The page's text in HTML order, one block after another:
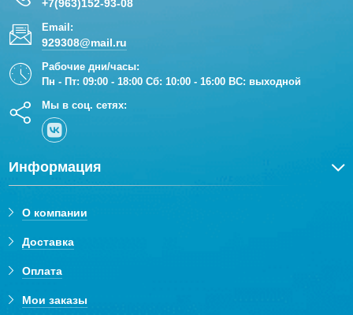
+7(963)152-93-08
Email:
929308@mail.ru
Рабочие дни/часы:
Пн - Пт: 09:00 - 18:00 Сб: 10:00 - 16:00 ВС: выходной
Мы в соц. сетях:
Информация
О компании
Доставка
Оплата
Мои заказы